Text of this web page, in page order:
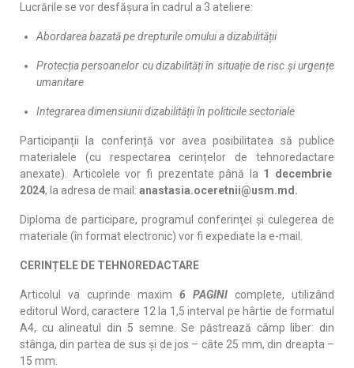
Lucrările se vor desfășura în cadrul a 3 ateliere:
Abordarea bazată pe drepturile omului a dizabilității
Protecția persoanelor cu dizabilități în situație de risc și urgențe
umanitare
Integrarea dimensiunii dizabilității în politicile sectoriale
Participanții la conferință vor avea posibilitatea să publice
materialele (cu respectarea cerințelor de tehnoredactare
anexate). Articolele vor fi prezentate până la 1 decembrie
2024, la adresa de mail: anastasia.oceretnii@usm.md .
Diploma de participare, programul conferinţei și culegerea de
materiale (în format electronic) vor fi expediate la e-mail.
CERINȚELE DE TEHNOREDACTARE
Articolul va cuprinde maxim 6 PAGINI complete, utilizând
editorul Word, caractere 12 la 1,5 interval pe hârtie de formatul
A4, cu alineatul din 5 semne. Se păstrează câmp liber: din
stânga, din partea de sus şi de jos – câte 25 mm, din dreapta –
15 mm.